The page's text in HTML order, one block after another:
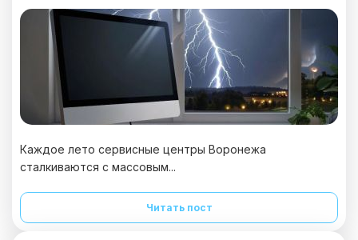
Каждое лето сервисные центры Воронежа
сталкиваются с массовым...
Читать пост